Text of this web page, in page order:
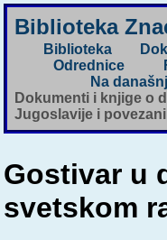
Biblioteka
Biblioteka
Odrednice
Na
Dokumenti i knjige o
Jugoslavije i
Gostivar u
svetskom